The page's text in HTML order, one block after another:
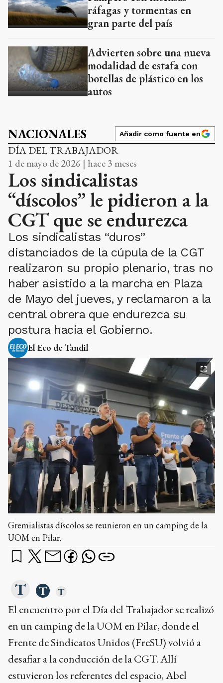
ráfagas y tormentas en
gran parte del país
Advierten sobre una nueva
modalidad de estafa con
botellas de plástico en los
autos
NACIONALES Añadir como fuente en
DÍA DEL TRABAJADOR
1 de mayo de 2026 | hace 3 meses
Los sindicalistas
“díscolos” le pidieron a la
CGT que se endurezca
Los sindicalistas “duros”
distanciados de la cúpula de la CGT
realizaron su propio plenario, tras no
haber asistido a la marcha en Plaza
de Mayo del jueves, y reclamaron a la
central obrera que endurezca su
postura hacia el Gobierno.
El Eco de Tandil
Gremialistas díscolos se reunieron en un camping de la
UOM en Pilar.
El encuentro por el Día del Trabajador se realizó
en un camping de la UOM en Pilar, donde el
Frente de Sindicatos Unidos (FreSU) volvió a
desafiar a la conducción de la CGT. Allí
estuvieron los referentes del espacio, Abel